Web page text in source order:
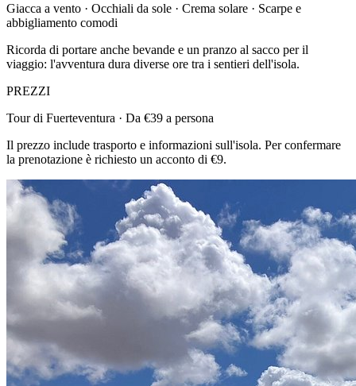
Giacca a vento · Occhiali da sole · Crema solare · Scarpe e
abbigliamento comodi
Ricorda di portare anche bevande e un pranzo al sacco per il
viaggio: l'avventura dura diverse ore tra i sentieri dell'isola.
PREZZI
Tour di Fuerteventura · Da €39 a persona
Il prezzo include trasporto e informazioni sull'isola. Per confermare
la prenotazione è richiesto un acconto di €9.